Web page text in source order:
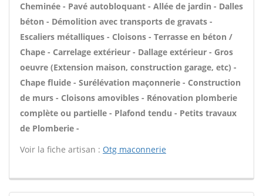
Cheminée - Pavé autobloquant - Allée de jardin - Dalles
béton - Démolition avec transports de gravats -
Escaliers métalliques - Cloisons - Terrasse en béton /
Chape - Carrelage extérieur - Dallage extérieur - Gros
oeuvre (Extension maison, construction garage, etc) -
Chape fluide - Surélévation maçonnerie - Construction
de murs - Cloisons amovibles - Rénovation plomberie
complète ou partielle - Plafond tendu - Petits travaux
de Plomberie -
Voir la fiche artisan : Otg maconnerie